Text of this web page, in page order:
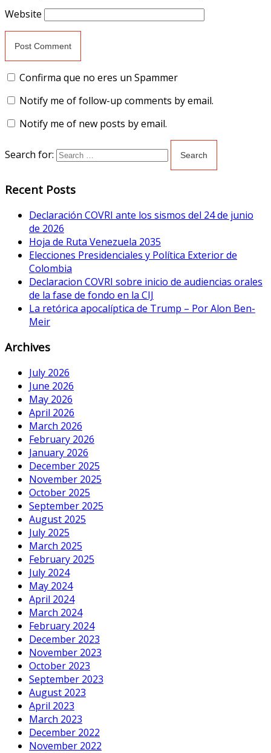
Website
Confirma que no eres un Spammer
Notify me of follow-up comments by email.
Notify me of new posts by email.
Search for:
Recent Posts
Declaración COVRI ante los sismos del 24 de junio
de 2026
Hoja de Ruta Venezuela 2035
Elecciones Presidenciales y Política Exterior de
Colombia
Declaracion COVRI sobre inicio de audiencias orales
de la fase de fondo en la CIJ
La retórica apocalíptica de Trump – Por Alon Ben-
Meir
Archives
July 2026
June 2026
May 2026
April 2026
March 2026
February 2026
January 2026
December 2025
November 2025
October 2025
September 2025
August 2025
July 2025
March 2025
February 2025
July 2024
May 2024
April 2024
March 2024
February 2024
December 2023
November 2023
October 2023
September 2023
August 2023
April 2023
March 2023
December 2022
November 2022